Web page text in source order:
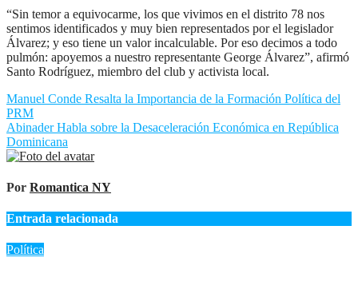
“Sin temor a equivocarme, los que vivimos en el distrito 78 nos
sentimos identificados y muy bien representados por el legislador
Álvarez; y eso tiene un valor incalculable. Por eso decimos a todo
pulmón: apoyemos a nuestro representante George Álvarez”, afirmó
Santo Rodríguez, miembro del club y activista local.
Navegación
de
entradas
Manuel Conde Resalta la Importancia de la Formación Política del
PRM
Abinader Habla sobre la Desaceleración Económica en República
Dominicana
Por Romantica NY
Entrada relacionada
Política